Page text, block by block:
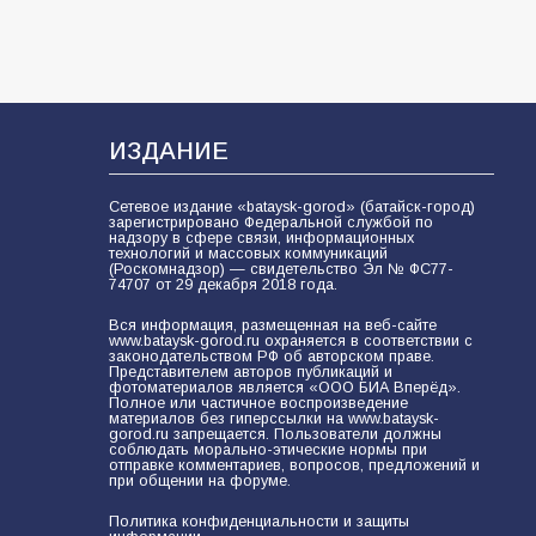
ИЗДАНИЕ
Сетевое издание «bataysk-gorod» (батайск-город)
зарегистрировано Федеральной службой по
надзору в сфере связи, информационных
технологий и массовых коммуникаций
(Роскомнадзор) — свидетельство Эл № ФС77-
74707 от 29 декабря 2018 года.
Вся информация, размещенная на веб-сайте
www.bataysk-gorod.ru охраняется в соответствии с
законодательством РФ об авторском праве.
Представителем авторов публикаций и
фотоматериалов является «ООО БИА Вперёд».
Полное или частичное воспроизведение
материалов без гиперссылки на www.bataysk-
gorod.ru запрещается. Пользователи должны
соблюдать морально-этические нормы при
отправке комментариев, вопросов, предложений и
при общении на форуме.
Политика конфиденциальности и защиты